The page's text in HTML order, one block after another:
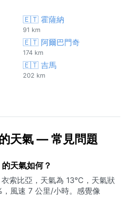
🇪🇹 霍薩納
91 km
🇪🇹 阿爾巴門奇
174 km
🇪🇹 吉馬
202 km
天氣 — 常見問題
天氣如何？
索比亞，天氣為 13°C，天氣狀
風速 7 公里/小時。感覺像